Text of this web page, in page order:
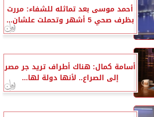
أحمد موسى بعد تماثله للشفاء: مررت
بظرف صحي 5 أشهر وتحملت علشان...
أسامة كمال: هناك أطراف تريد جر مصر
إلى الصراع.. لأنها دولة لها...